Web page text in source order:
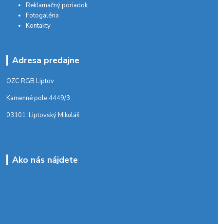
Reklamačný poriadok
Fotogaléria
Kontakty
Adresa predajne
OZC RGB Liptov
Kamenné pole 4449/3
03101 Liptovský Mikuláš
Ako nás nájdete